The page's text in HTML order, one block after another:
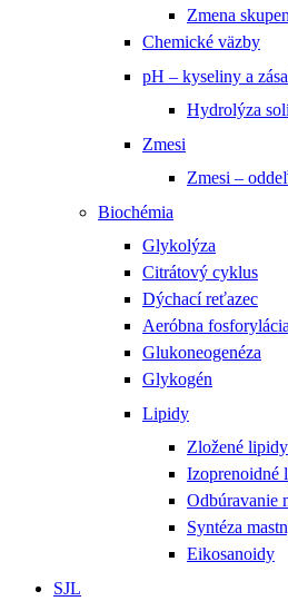
Zmena
Chemické väzby
pH – kyseliny a
Hydrolýza
Zmesi
Zmesi –
Biochémia
Glykolýza
Citrátový cyklus
Dýchací reťazec
Aeróbna fosforylácia
Glukoneogenéza
Glykogén
Lipidy
Zložené lipidy
Izoprenoidné
Odbúravanie
Syntéza
Eikosanoidy
SJL